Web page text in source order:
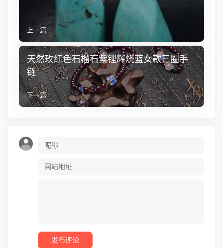
上一篇
天然玫红色石榴石紫锂辉烧蓝女款三圈手
链
下一篇